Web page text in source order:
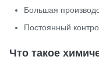
Большая
Постоянный
Что такое